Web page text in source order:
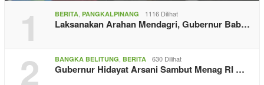
1 BERITA PANGKALPINANG 1116 Dilihat
Laksanakan Arahan Mendagri, Gubernur Bab…
2 BANGKA BELITUNG BERITA 630 Dilihat
Gubernur Hidayat Arsani Sambut Menag RI …